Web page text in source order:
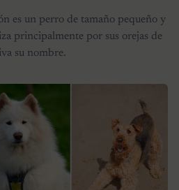
es un perro de tamaño pequeño y
principalmente por sus orejas de
su nombre.